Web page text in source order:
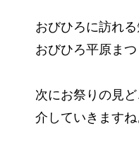
おびひろに訪れ
おびひろ平原まつ
次にお祭りの見
介していきますね